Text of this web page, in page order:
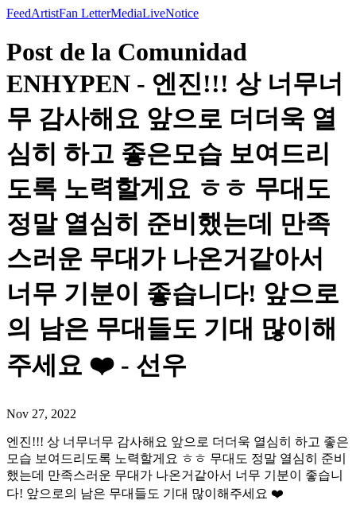
FeedArtistFan LetterMediaLiveNotice
Post de la Comunidad
ENHYPEN - 엔진!!! 상 너무너
무 감사해요 앞으로 더더욱 열
심히 하고 좋은모습 보여드리
도록 노력할게요 ㅎㅎ 무대도
정말 열심히 준비했는데 만족
스러운 무대가 나온거같아서
너무 기분이 좋습니다! 앞으로
의 남은 무대들도 기대 많이해
주세요 ❤️ - 선우
Nov 27, 2022
엔진!!! 상 너무너무 감사해요 앞으로 더더욱 열심히 하고 좋은
모습 보여드리도록 노력할게요 ㅎㅎ 무대도 정말 열심히 준비
했는데 만족스러운 무대가 나온거같아서 너무 기분이 좋습니
다! 앞으로의 남은 무대들도 기대 많이해주세요 ❤️